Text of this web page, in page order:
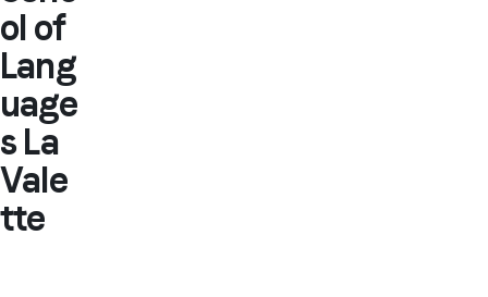
ol of
Lang
uage
s La
Vale
tte